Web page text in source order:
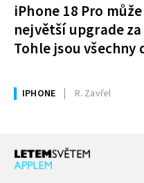
iPhone 18 Pro
největší upgrade
Tohle jsou všechny
IPHONE R. Zavřel